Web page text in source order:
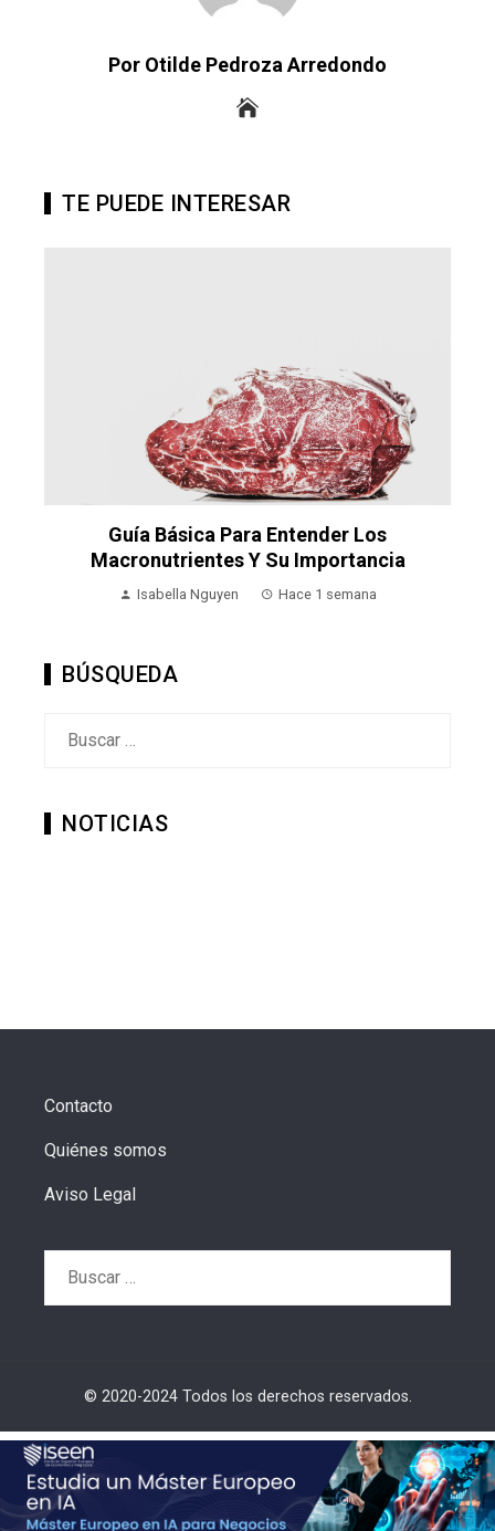
Por Otilde Pedroza Arredondo
TE PUEDE INTERESAR
Guía Básica Para Entender Los
Macronutrientes Y Su Importancia
Isabella Nguyen Hace 1 semana
BÚSQUEDA
NOTICIAS
Contacto
Quiénes somos
Aviso Legal
© 2020-2024 Todos los derechos reservados.